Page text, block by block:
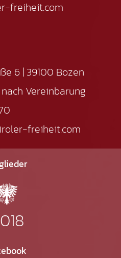
freiheit.com
6 | 39100 Bozen
Vereinbarung
freiheit.com